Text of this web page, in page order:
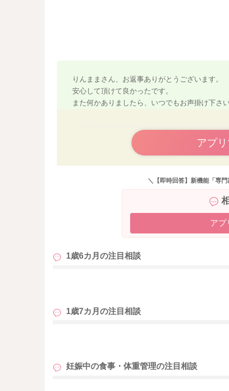
ている物は、９００ｇで５ｇを超えてしまう
以上の事から、トマトジュースに含まれるビ
よろしくお願い致します。
りんままさん、お返事ありがとうございます。
安心して頂けて良かったです。
また何かありましたら、いつでもお声掛け下さい
アプ
＼【即時回答】新機能「専
アプ
1歳6カ月の注目相談
1歳7カ月の注目相談
妊娠中の食事・体重管理の注目相談